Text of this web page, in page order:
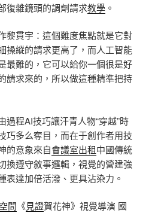
復雜鏡頭的調劑請求教學 。
黎貫宇：這個難度焦點就是它對
操縱的請求更高了，而人工智能
最難的，它可以給你一個很是好
請求來的，所以做這種精準把持
過程AI技巧讓汗青人物“穿越”時
巧多么奪目，而在于創作者用技
的意象來自會議室出租中國傳統
換遵守敘事邏輯，視覺的營建強
表達加倍活潑、更具沾染力。
間 《見證賀花神》視覺導演 國